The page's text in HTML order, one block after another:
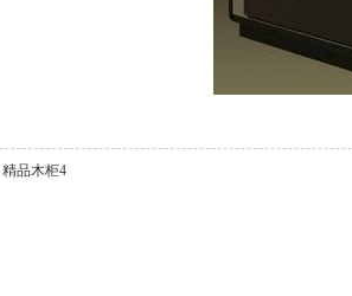
精品木柜4